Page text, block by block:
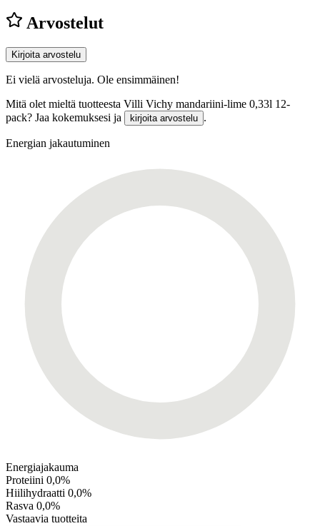
Arvostelut
Kirjoita arvostelu
Ei vielä arvosteluja. Ole ensimmäinen!
Mitä olet mieltä tuotteesta Villi Vichy mandariini-lime 0,33l 12-
pack? Jaa kokemuksesi ja
kirjoita arvostelu .
Energian jakautuminen
Energiajakauma
Proteiini 0,0%
Hiilihydraatti 0,0%
Rasva 0,0%
Vastaavia tuotteita